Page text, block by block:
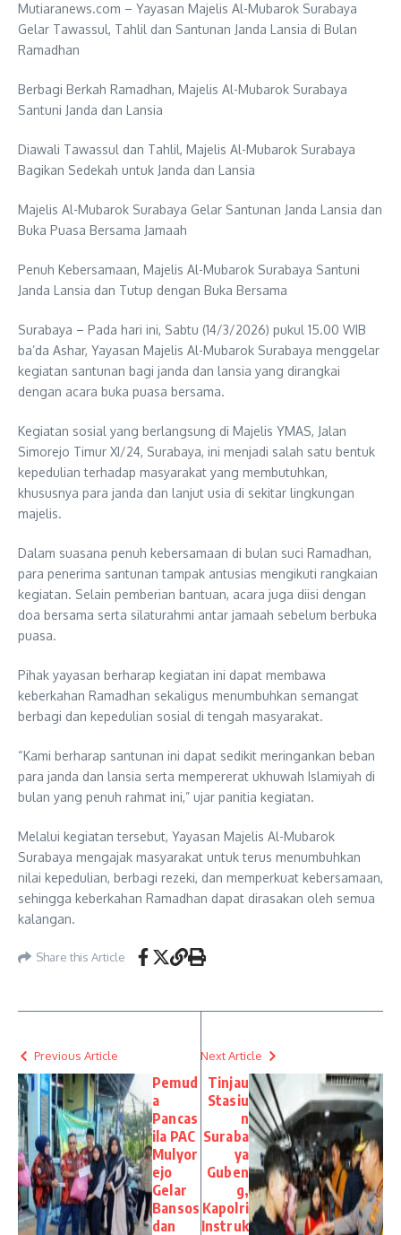
Mutiaranews.com – Yayasan Majelis Al-Mubarok Surabaya
Gelar Tawassul, Tahlil dan Santunan Janda Lansia di Bulan
Ramadhan
Berbagi Berkah Ramadhan, Majelis Al-Mubarok Surabaya
Santuni Janda dan Lansia
Diawali Tawassul dan Tahlil, Majelis Al-Mubarok Surabaya
Bagikan Sedekah untuk Janda dan Lansia
Majelis Al-Mubarok Surabaya Gelar Santunan Janda Lansia dan
Buka Puasa Bersama Jamaah
Penuh Kebersamaan, Majelis Al-Mubarok Surabaya Santuni
Janda Lansia dan Tutup dengan Buka Bersama
Surabaya – Pada hari ini, Sabtu (14/3/2026) pukul 15.00 WIB
ba’da Ashar, Yayasan Majelis Al-Mubarok Surabaya menggelar
kegiatan santunan bagi janda dan lansia yang dirangkai
dengan acara buka puasa bersama.
Kegiatan sosial yang berlangsung di Majelis YMAS, Jalan
Simorejo Timur XI/24, Surabaya, ini menjadi salah satu bentuk
kepedulian terhadap masyarakat yang membutuhkan,
khususnya para janda dan lanjut usia di sekitar lingkungan
majelis.
Dalam suasana penuh kebersamaan di bulan suci Ramadhan,
para penerima santunan tampak antusias mengikuti rangkaian
kegiatan. Selain pemberian bantuan, acara juga diisi dengan
doa bersama serta silaturahmi antar jamaah sebelum berbuka
puasa.
Pihak yayasan berharap kegiatan ini dapat membawa
keberkahan Ramadhan sekaligus menumbuhkan semangat
berbagi dan kepedulian sosial di tengah masyarakat.
“Kami berharap santunan ini dapat sedikit meringankan beban
para janda dan lansia serta mempererat ukhuwah Islamiyah di
bulan yang penuh rahmat ini,” ujar panitia kegiatan.
Melalui kegiatan tersebut, Yayasan Majelis Al-Mubarok
Surabaya mengajak masyarakat untuk terus menumbuhkan
nilai kepedulian, berbagi rezeki, dan memperkuat kebersamaan,
sehingga keberkahan Ramadhan dapat dirasakan oleh semua
kalangan.
Share this Article
Previous Article
Pemud
a
Pancas
ila PAC
Mulyor
ejo
Gelar
Bansos
dan
Next Article
Tinjau
Stasiu
n
Suraba
ya
Guben
g,
Kapolri
Instruk